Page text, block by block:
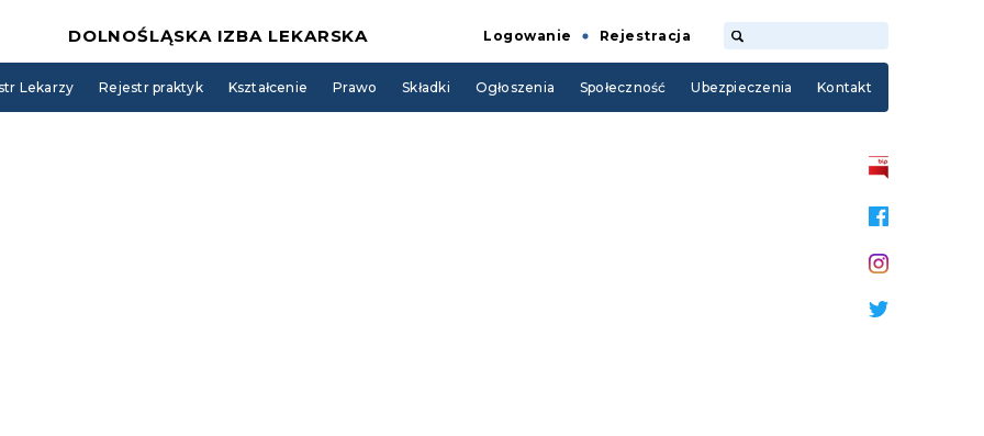
DOLNOŚLĄSKA IZBA LEKARSKA Logowanie Rejestracja
Lekarzy Rejestr praktyk Kształcenie Prawo Składki Ogłoszenia Społeczność Ubezpieczenia Kontakt